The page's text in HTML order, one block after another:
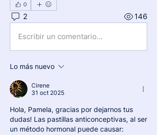
0
2 146
Escribir un comentario...
Lo más nuevo
Cirene
31 oct 2025
Hola, Pamela, gracias por dejarnos tus
dudas! Las pastillas anticonceptivas, al ser
un método hormonal puede causar: